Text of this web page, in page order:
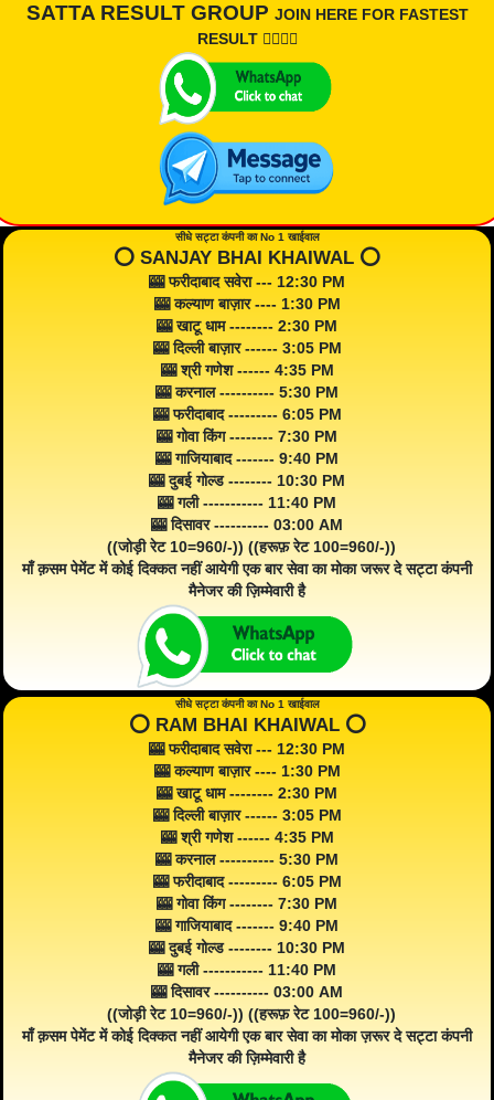
SATTA RESULT GROUP JOIN HERE FOR FASTEST
RESULT 👇🏾👇🏾
सीधे सट्टा कंपनी का No 1 खाईवाल
⭕️ SANJAY BHAI KHAIWAL ⭕️
🎰 फरीदाबाद सवेरा --- 12:30 PM
🎰 कल्याण बाज़ार ---- 1:30 PM
🎰 खाटू धाम -------- 2:30 PM
🎰 दिल्ली बाज़ार ------ 3:05 PM
🎰 श्री गणेश ------ 4:35 PM
🎰 करनाल ---------- 5:30 PM
🎰 फरीदाबाद --------- 6:05 PM
🎰 गोवा किंग -------- 7:30 PM
🎰 गाजियाबाद ------- 9:40 PM
🎰 दुबई गोल्ड -------- 10:30 PM
🎰 गली ----------- 11:40 PM
🎰 दिसावर ---------- 03:00 AM
((जोड़ी रेट 10=960/-)) ((हरूफ़ रेट 100=960/-))
माँ क़सम पेमेंट में कोई दिक्कत नहीं आयेगी एक बार सेवा का मोका जरूर दे सट्टा कंपनी
मैनेजर की ज़िम्मेवारी है
सीधे सट्टा कंपनी का No 1 खाईवाल
⭕️ RAM BHAI KHAIWAL ⭕️
🎰 फरीदाबाद सवेरा --- 12:30 PM
🎰 कल्याण बाज़ार ---- 1:30 PM
🎰 खाटू धाम -------- 2:30 PM
🎰 दिल्ली बाज़ार ------ 3:05 PM
🎰 श्री गणेश ------ 4:35 PM
🎰 करनाल ---------- 5:30 PM
🎰 फरीदाबाद --------- 6:05 PM
🎰 गोवा किंग -------- 7:30 PM
🎰 गाजियाबाद ------- 9:40 PM
🎰 दुबई गोल्ड -------- 10:30 PM
🎰 गली ----------- 11:40 PM
🎰 दिसावर ---------- 03:00 AM
((जोड़ी रेट 10=960/-)) ((हरूफ़ रेट 100=960/-))
माँ क़सम पेमेंट में कोई दिक्कत नहीं आयेगी एक बार सेवा का मोका ज़रूर दे सट्टा कंपनी
मैनेजर की ज़िम्मेवारी है